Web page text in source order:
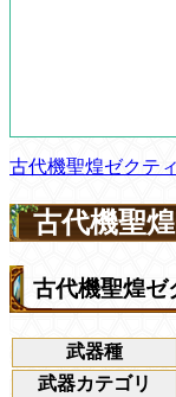
古代機聖煌ゼクテ
古代機聖
古代機聖煌ゼ
武器種
武器カテゴリ